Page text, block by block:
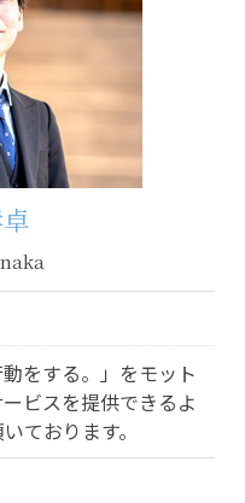
をする。」をモット
ビスを提供できるよ
ております。